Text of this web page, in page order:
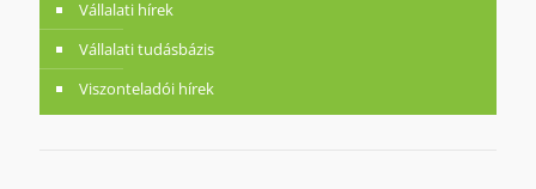
Vállalati hírek
Vállalati tudásbázis
Viszonteladói hírek